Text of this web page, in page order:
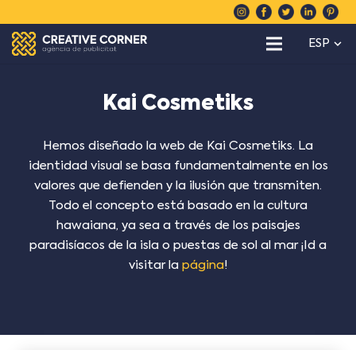
ESP
Kai Cosmetiks
Hemos diseñado la web de Kai Cosmetiks. La
identidad visual se basa fundamentalmente en los
valores que defienden y la ilusión que transmiten.
Todo el concepto está basado en la cultura
hawaiana, ya sea a través de los paisajes
paradisíacos de la isla o puestas de sol al mar ¡Id a
visitar la página!